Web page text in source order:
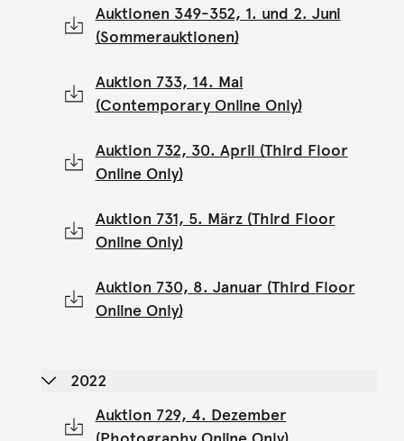
Auktionen 349-352, 1. und 2. Juni
(Sommerauktionen)
Auktion 733, 14. Mai
(Contemporary Online Only)
Auktion 732, 30. April (Third Floor
Online Only)
Auktion 731, 5. März (Third Floor
Online Only)
Auktion 730, 8. Januar (Third Floor
Online Only)
2022
Auktion 729, 4. Dezember